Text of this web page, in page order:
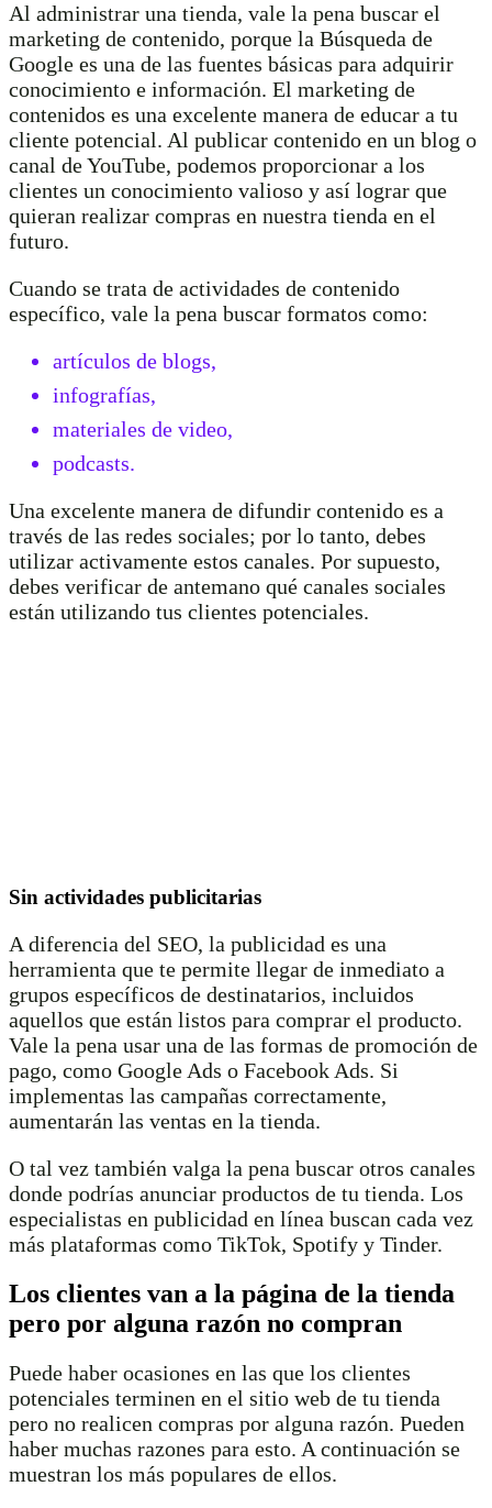
Al administrar una tienda, vale la pena buscar el
marketing de contenido, porque la Búsqueda de
Google es una de las fuentes básicas para adquirir
conocimiento e información. El marketing de
contenidos es una excelente manera de educar a tu
cliente potencial. Al publicar contenido en un blog o
canal de YouTube, podemos proporcionar a los
clientes un conocimiento valioso y así lograr que
quieran realizar compras en nuestra tienda en el
futuro.
Cuando se trata de actividades de contenido
específico, vale la pena buscar formatos como:
artículos de blogs,
infografías,
materiales de video,
podcasts.
Una excelente manera de difundir contenido es a
través de las redes sociales; por lo tanto, debes
utilizar activamente estos canales. Por supuesto,
debes verificar de antemano qué canales sociales
están utilizando tus clientes potenciales.
Sin actividades publicitarias
A diferencia del SEO, la publicidad es una
herramienta que te permite llegar de inmediato a
grupos específicos de destinatarios, incluidos
aquellos que están listos para comprar el producto.
Vale la pena usar una de las formas de promoción de
pago, como Google Ads o Facebook Ads. Si
implementas las campañas correctamente,
aumentarán las ventas en la tienda.
O tal vez también valga la pena buscar otros canales
donde podrías anunciar productos de tu tienda. Los
especialistas en publicidad en línea buscan cada vez
más plataformas como TikTok, Spotify y Tinder.
Los clientes van a la página de la tienda
pero por alguna razón no compran
Puede haber ocasiones en las que los clientes
potenciales terminen en el sitio web de tu tienda
pero no realicen compras por alguna razón. Pueden
haber muchas razones para esto. A continuación se
muestran los más populares de ellos.